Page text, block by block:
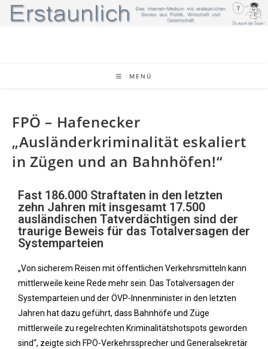
MENÜ
FPÖ – Hafenecker
„Ausländerkriminalität eskaliert
in Zügen und an Bahnhöfen!“
Fast 186.000 Straftaten in den letzten
zehn Jahren mit insgesamt 17.500
ausländischen Tatverdächtigen sind der
traurige Beweis für das Totalversagen der
Systemparteien
„Von sicherem Reisen mit öffentlichen Verkehrsmitteln kann
mittlerweile keine Rede mehr sein. Das Totalversagen der
Systemparteien und der ÖVP-Innenminister in den letzten
Jahren hat dazu geführt, dass Bahnhöfe und Züge
mittlerweile zu regelrechten Kriminalitätshotspots geworden
sind“, zeigte sich FPÖ-Verkehrssprecher und Generalsekretär